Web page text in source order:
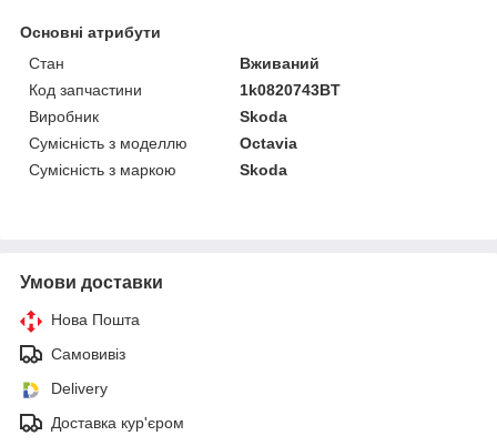
Основні атрибути
Стан
Вживаний
Код запчастини
1k0820743BT
Виробник
Skoda
Сумісність з моделлю
Octavia
Сумісність з маркою
Skoda
Умови доставки
Нова Пошта
Самовивіз
Delivery
Доставка кур'єром